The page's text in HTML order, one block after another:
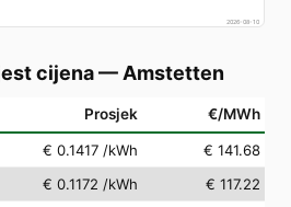
2026-08-10
cijena— Amstetten
Prosjek €/MWh
€ 0.1417 /kWh
€ 141.68
€ 0.1172 /kWh
€ 117.22